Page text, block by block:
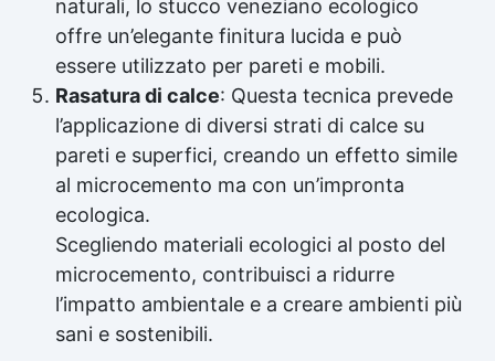
naturali, lo stucco veneziano ecologico
offre un’elegante finitura lucida e può
essere utilizzato per pareti e mobili.
Rasatura di calce: Questa tecnica prevede
l’applicazione di diversi strati di calce su
pareti e superfici, creando un effetto simile
al microcemento ma con un’impronta
ecologica.
Scegliendo materiali ecologici al posto del
microcemento, contribuisci a ridurre
l’impatto ambientale e a creare ambienti più
sani e sostenibili.